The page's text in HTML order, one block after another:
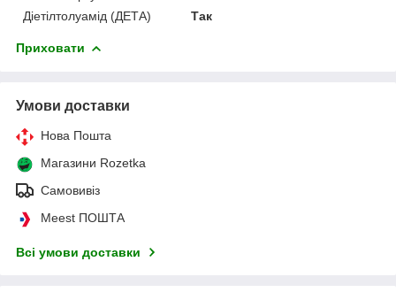
Діетілтолуамід (ДЕТА)
Так
Приховати
Умови доставки
Нова Пошта
Магазини Rozetka
Самовивіз
Meest ПОШТА
Всі умови доставки